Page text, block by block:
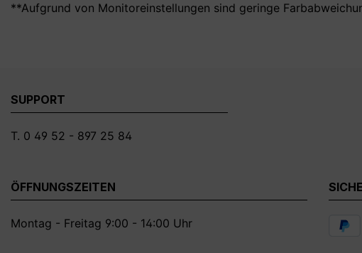
**Aufgrund von Monitoreinstellungen sind geringe
SUPPORT
T. 0 49 52 - 897 25 84
ÖFFNUNGSZEITEN
Montag - Freitag 9:00 - 14:00 Uhr